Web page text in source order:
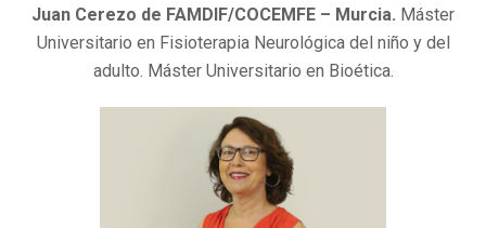
Juan Cerezo de FAMDIF/COCEMFE – Murcia. Máster
Universitario en Fisioterapia Neurológica del niño y del
adulto. Máster Universitario en Bioética.